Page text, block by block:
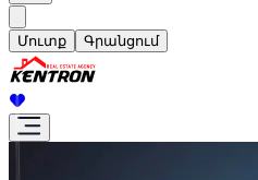
Մուտք Գրանցում